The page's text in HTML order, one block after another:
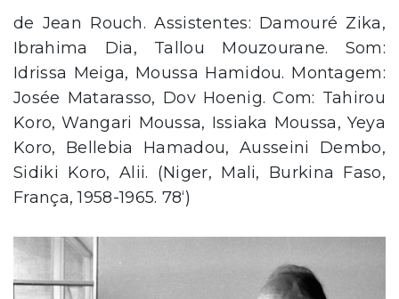
de Jean Rouch. Assistentes: Damouré Zika,
Ibrahima Dia, Tallou Mouzourane. Som:
Idrissa Meiga, Moussa Hamidou. Montagem:
Josée Matarasso, Dov Hoenig. Com: Tahirou
Koro, Wangari Moussa, Issiaka Moussa, Yeya
Koro, Bellebia Hamadou, Ausseini Dembo,
Sidiki Koro, Alii. (Niger, Mali, Burkina Faso,
França, 1958-1965. 78‘)